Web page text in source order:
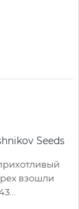
Seeds
взошли